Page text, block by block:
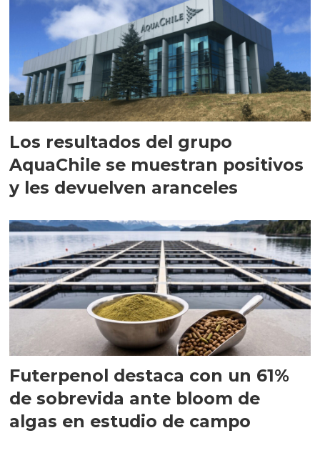
Los resultados del grupo
AquaChile se muestran positivos
y les devuelven aranceles
Futerpenol destaca con un 61%
de sobrevida ante bloom de
algas en estudio de campo